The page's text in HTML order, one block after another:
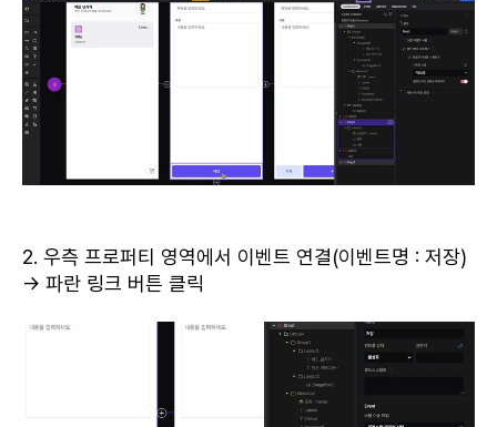
2. 우측 프로퍼티 영역에서 이벤트 연결(이벤트명 : 저장)
→ 파란 링크 버튼 클릭